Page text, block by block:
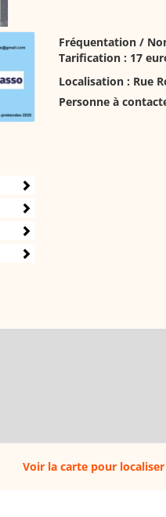
Fréquentation /
Tarification : 17
Localisation : Rue
Personne à
Voir la carte pour